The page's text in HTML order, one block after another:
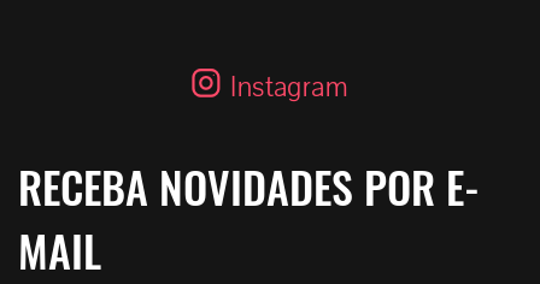
Instagram
RECEBA NOVIDADES POR E-
MAIL